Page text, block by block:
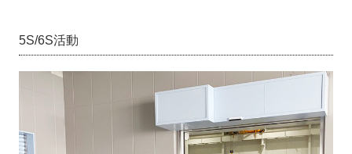
5S/6S活動